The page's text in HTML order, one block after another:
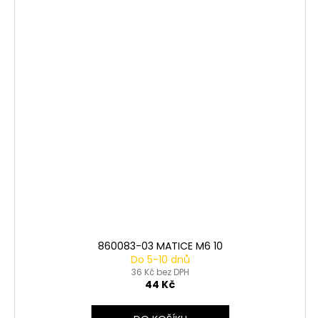
860083-03 MATICE M6 10
Do 5-10 dnů
36 Kč bez DPH
44 Kč